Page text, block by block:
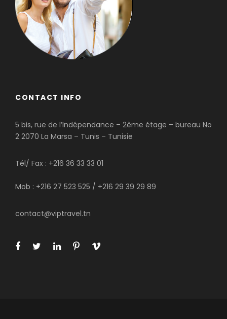
CONTACT INFO
5 bis, rue de l’Indépendance – 2ème étage – bureau No
2 2070 La Marsa – Tunis – Tunisie
Tél/ Fax : +216 36 33 33 01
Mob : +216 27 523 525 / +216 29 39 29 89
contact@viptravel.tn